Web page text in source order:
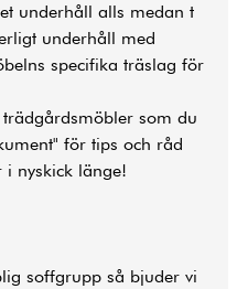
underhåll alls medan t
underhåll med
specifika träslag för
som du
för tips och råd
nyskick länge!
soffgrupp så bjuder vi